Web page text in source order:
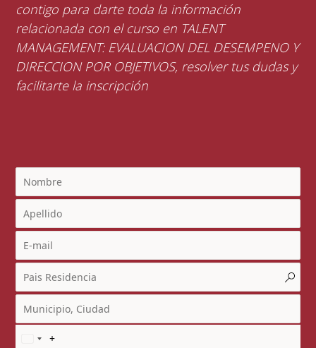
contigo para darte toda la información
relacionada con el curso en TALENT
MANAGEMENT: EVALUACION DEL DESEMPENO Y
DIRECCION POR OBJETIVOS, resolver tus dudas y
facilitarte la inscripción